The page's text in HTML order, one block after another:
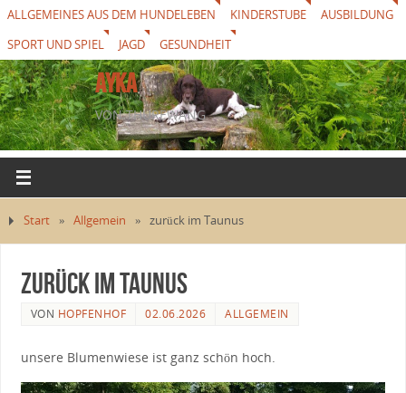
ALLGEMEINES AUS DEM HUNDELEBEN KINDERSTUBE
AUSBILDUNG
SPORT UND SPIEL
JAGD GESUNDHEIT
AYKA
VON THUREWANG
Start » Allgemein » zurück im Taunus
zurück im Taunus
VON HOPFENHOF 02.06.2026 ALLGEMEIN
unsere Blumenwiese ist ganz schön hoch.